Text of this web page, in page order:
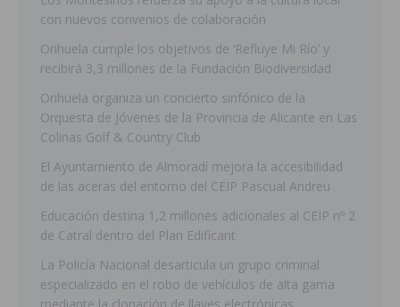
con nuevos convenios de colaboración
Orihuela cumple los objetivos de ‘Refluye Mi Río’ y
recibirá 3,3 millones de la Fundación Biodiversidad
Orihuela organiza un concierto sinfónico de la
Orquesta de Jóvenes de la Provincia de Alicante en Las
Colinas Golf & Country Club
El Ayuntamiento de Almoradí mejora la accesibilidad
de las aceras del entorno del CEIP Pascual Andreu
Educación destina 1,2 millones adicionales al CEIP nº 2
de Catral dentro del Plan Edificant
La Policía Nacional desarticula un grupo criminal
especializado en el robo de vehículos de alta gama